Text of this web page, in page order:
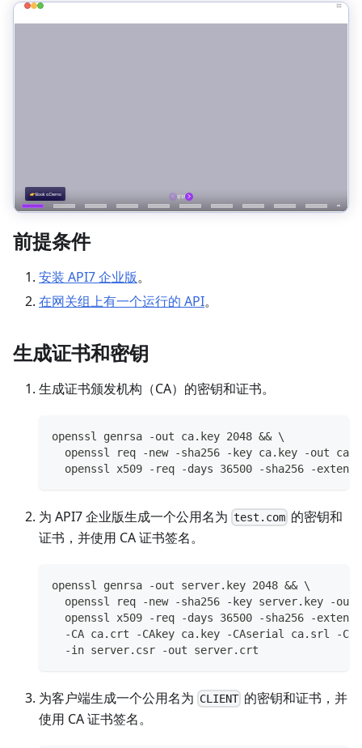
前提条件
安装 API7 企业版。
在网关组上有一个运行的 API。
生成证书和密钥
生成证书颁发机构（CA）的密钥和证书。
openssl genrsa -out ca.key 2048 && \
openssl req -new -sha256 -key ca.key -out
openssl x509 -req -days 36500 -sha256 -
为 API7 企业版生成一个公用名为 test.com 的密钥和
证书，并使用 CA 证书签名。
openssl genrsa -out server.key 2048 && \
openssl req -new -sha256 -key server.key -
openssl x509 -req -days 36500 -sha256 -
-CA ca.crt -CAkey ca.key -CAserial ca.srl -
  -in server.csr -out server.crt
为客户端生成一个公用名为 CLIENT 的密钥和证书，并
使用 CA 证书签名。